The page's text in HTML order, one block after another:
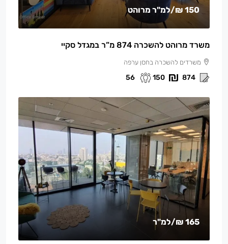
150 ₪ /למ"ר מרוהט
משרד מרוהט להשכרה 874 מ”ר במגדל סקיי
משרדים להשכרה בחסן ערפה
874
150
56
165 ₪ /למ"ר